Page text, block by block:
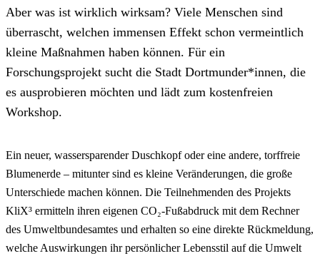
Aber was ist wirklich wirksam? Viele Menschen sind
überrascht, welchen immensen Effekt schon vermeintlich
kleine Maßnahmen haben können. Für ein
Forschungsprojekt sucht die Stadt Dortmunder*innen, die
es ausprobieren möchten und lädt zum kostenfreien
Workshop.
Ein neuer, wassersparender Duschkopf oder eine andere, torffreie
Blumenerde – mitunter sind es kleine Veränderungen, die große
Unterschiede machen können. Die Teilnehmenden des Projekts
KliX³ ermitteln ihren eigenen CO₂-Fußabdruck mit dem Rechner
des Umweltbundesamtes und erhalten so eine direkte Rückmeldung,
welche Auswirkungen ihr persönlicher Lebensstil auf die Umwelt